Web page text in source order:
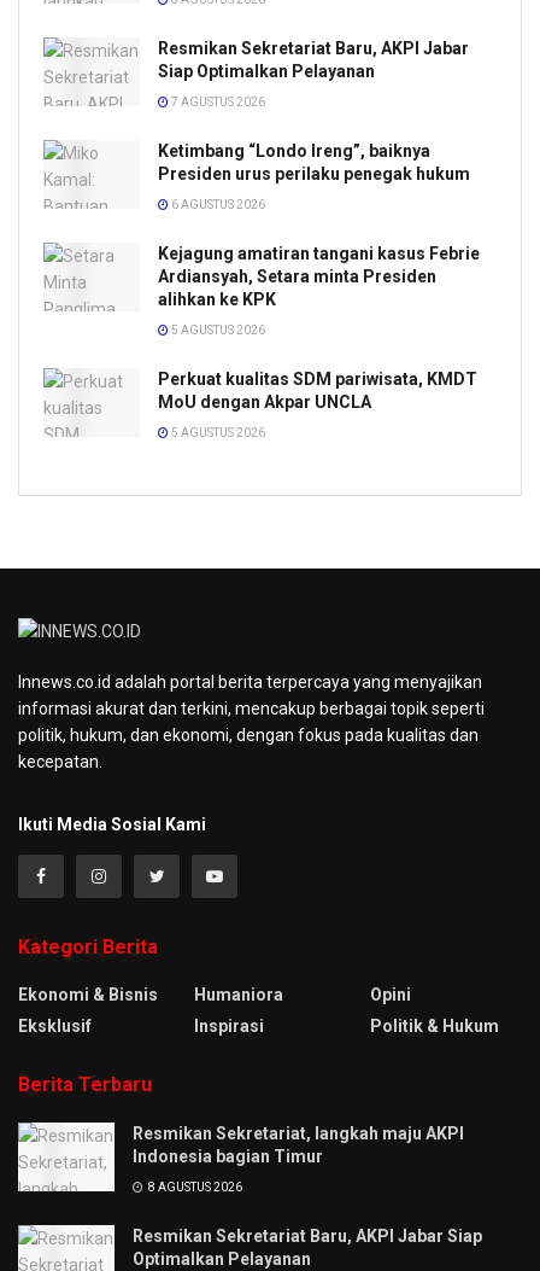
Resmikan Sekretariat Baru, AKPI Jabar
Siap Optimalkan Pelayanan
7 AGUSTUS 2026
Ketimbang “Londo Ireng”, baiknya
Presiden urus perilaku penegak hukum
6 AGUSTUS 2026
Kejagung amatiran tangani kasus Febrie
Ardiansyah, Setara minta Presiden
alihkan ke KPK
5 AGUSTUS 2026
Perkuat kualitas SDM pariwisata, KMDT
MoU dengan Akpar UNCLA
5 AGUSTUS 2026
Innews.co.id adalah portal berita terpercaya yang menyajikan
informasi akurat dan terkini, mencakup berbagai topik seperti
politik, hukum, dan ekonomi, dengan fokus pada kualitas dan
kecepatan.
Ikuti Media Sosial Kami
Kategori Berita
Ekonomi & Bisnis
Eksklusif
Humaniora
Inspirasi
Opini
Politik & Hukum
Berita Terbaru
Resmikan Sekretariat, langkah maju AKPI
Indonesia bagian Timur
8 AGUSTUS 2026
Resmikan Sekretariat Baru, AKPI Jabar Siap
Optimalkan Pelayanan